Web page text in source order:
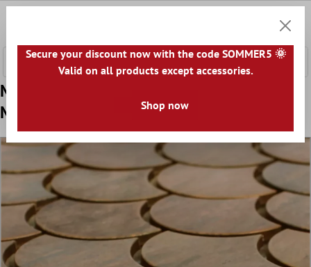
Muster von Metall Kupfer Mosaikfliesen
Myron Schuppenform
Secure your discount now with the code SOMMER5 🌞
Valid on all products except accessories.
Shop now